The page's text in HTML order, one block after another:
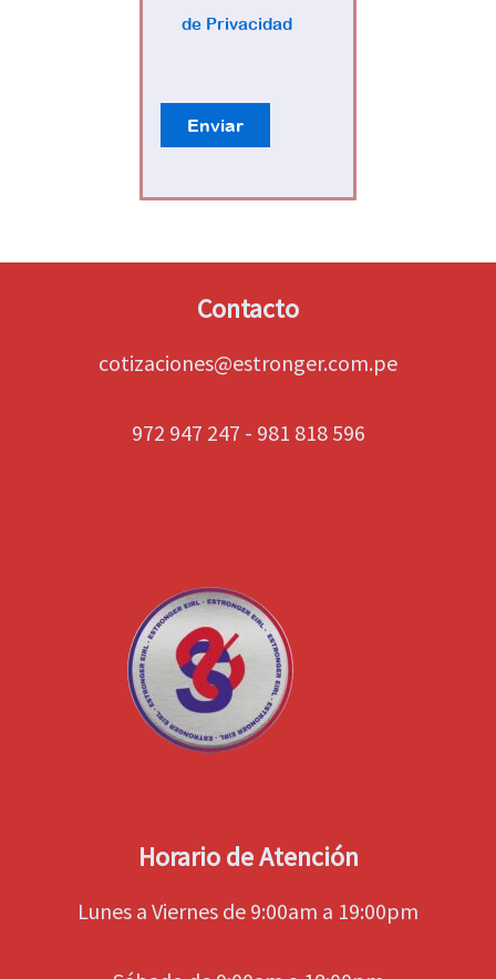
de Privacidad
Contacto
cotizaciones@estronger.com.pe
972 947 247 - 981 818 596
Horario de Atención
Lunes a Viernes de 9:00am a 19:00pm